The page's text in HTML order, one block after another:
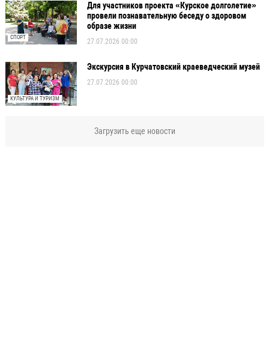
СПОРТ
Для участников проекта «Курское долголетие»
провели познавательную беседу о здоровом
образе жизни
27.07.2026 00:00
КУЛЬТУРА И ТУРИЗМ
Экскурсия в Курчатовский краеведческий музей
27.07.2026 00:00
Загрузить еще новости